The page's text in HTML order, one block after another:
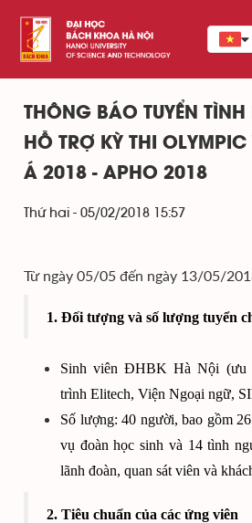
THÔNG BÁO TUYỂN TÌNH
HỖ TRỢ KỲ THI
Á 2018 - APHO 2018
Thứ hai - 05/02/2018 15:57
Từ ngày 05/05 đến ngày 13/05/
1. Đối tượng và số lượng tuyển
Sinh viên ĐHBK Hà Nội (ưu
trình Elitech, Viện Ngoại ngữ,
Số lượng: 40 người, bao gồm
vụ đoàn học sinh và 14 tình
lãnh đoàn, quan sát viên và
2. Tiêu chuẩn của các ứng viên